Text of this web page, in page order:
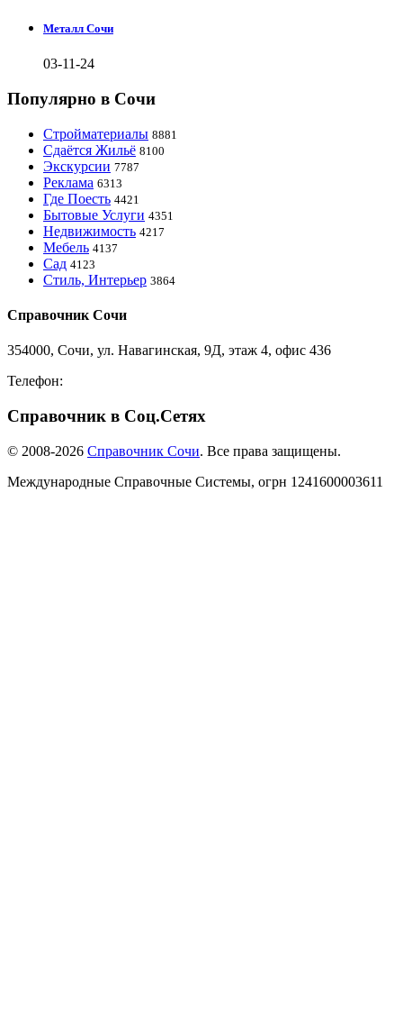
Металл Сочи
03-11-24
Популярно в Сочи
Стройматериалы 8881
Сдаётся Жильё 8100
Экскурсии 7787
Реклама 6313
Где Поесть 4421
Бытовые Услуги 4351
Недвижимость 4217
Мебель 4137
Сад 4123
Стиль, Интерьер 3864
Справочник Сочи
354000, Сочи, ул. Навагинская, 9Д, этаж 4, офис 436
Телефон:
Справочник в Соц.Сетях
© 2008-2026 Справочник Сочи. Все права защищены.
Международные Справочные Системы, огрн 1241600003611